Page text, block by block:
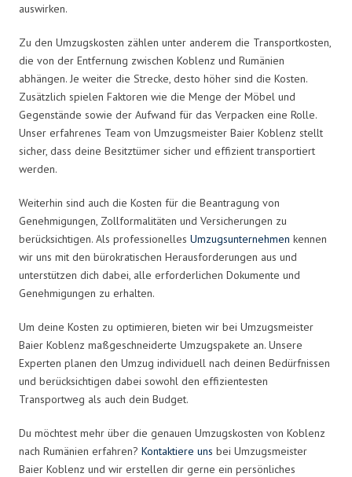
auswirken.
Zu den Umzugskosten zählen unter anderem die Transportkosten,
die von der Entfernung zwischen Koblenz und Rumänien
abhängen. Je weiter die Strecke, desto höher sind die Kosten.
Zusätzlich spielen Faktoren wie die Menge der Möbel und
Gegenstände sowie der Aufwand für das Verpacken eine Rolle.
Unser erfahrenes Team von Umzugsmeister Baier Koblenz stellt
sicher, dass deine Besitztümer sicher und effizient transportiert
werden.
Weiterhin sind auch die Kosten für die Beantragung von
Genehmigungen, Zollformalitäten und Versicherungen zu
berücksichtigen. Als professionelles Umzugsunternehmen kennen
wir uns mit den bürokratischen Herausforderungen aus und
unterstützen dich dabei, alle erforderlichen Dokumente und
Genehmigungen zu erhalten.
Um deine Kosten zu optimieren, bieten wir bei Umzugsmeister
Baier Koblenz maßgeschneiderte Umzugspakete an. Unsere
Experten planen den Umzug individuell nach deinen Bedürfnissen
und berücksichtigen dabei sowohl den effizientesten
Transportweg als auch dein Budget.
Du möchtest mehr über die genauen Umzugskosten von Koblenz
nach Rumänien erfahren? Kontaktiere uns bei Umzugsmeister
Baier Koblenz und wir erstellen dir gerne ein persönliches